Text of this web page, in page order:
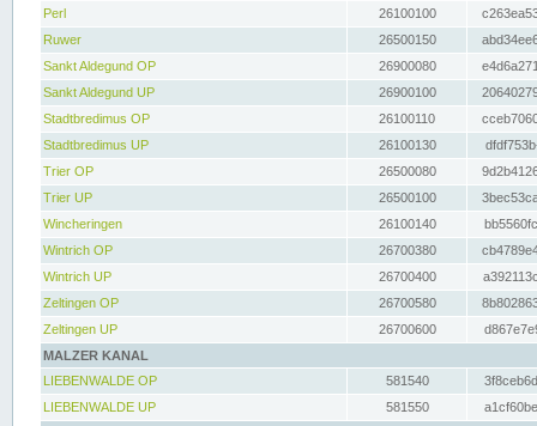
Perl
26100100
Ruwer
26500150
Sankt Aldegund OP
26900080
Sankt Aldegund UP
26900100
Stadtbredimus OP
26100110
Stadtbredimus UP
26100130
Trier OP
26500080
Trier UP
26500100
Wincheringen
26100140
Wintrich OP
26700380
Wintrich UP
26700400
Zeltingen OP
26700580
Zeltingen UP
26700600
MALZER KANAL
LIEBENWALDE OP
581540
LIEBENWALDE UP
581550